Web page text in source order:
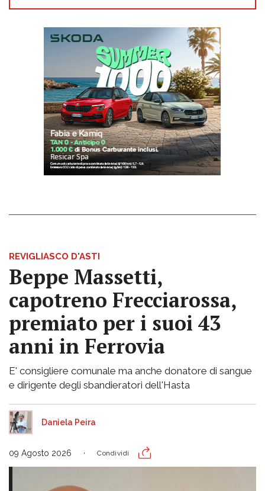
REVIGLIASCO D'ASTI
Beppe Massetti,
capotreno Frecciarossa,
premiato per i suoi 43
anni in Ferrovia
E' consigliere comunale ma anche donatore di sangue
e dirigente degli sbandieratori dell'Hasta
Daniela Peira
09 Agosto 2026 Condividi